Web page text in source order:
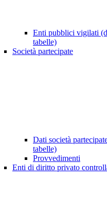
Enti pubblici vigilati
tabelle)
Società partecipate
Dati società
tabelle)
Provvedimenti
Enti di diritto privato